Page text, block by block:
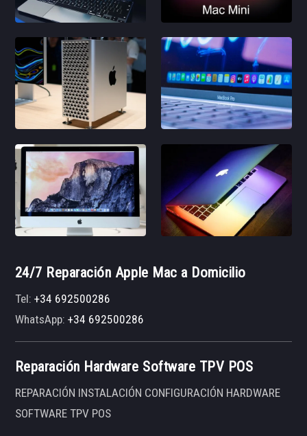
24/7 Reparación Apple Mac a Domicilio
Tel:+34 692500286
WhatsApp:+34 692500286
Reparación Hardware Software TPV POS
REPARACIÓN INSTALACIÓN CONFIGURACIÓN HARDWARE
SOFTWARE TPV POS